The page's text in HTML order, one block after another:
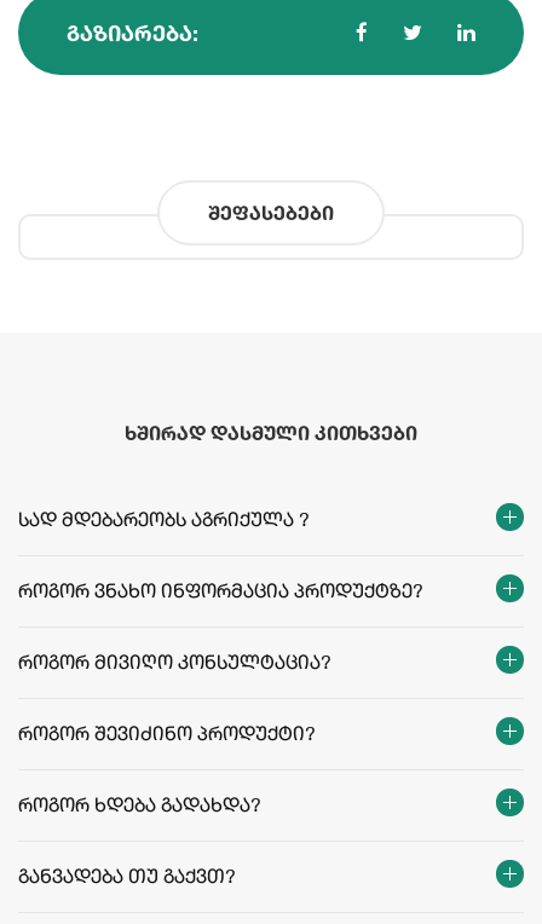
ᲒᲐᲖᲘᲐᲠᲔᲑᲐ:
შეფასებები
ხშირად დასმული კითხვები
სად მდებარეობს აგრიქულა ?
როგორ ვნახო ინფორმაცია პროდუქტზე?
როგორ მივიღო კონსულტაცია?
როგორ შევიძინო პროდუქტი?
როგორ ხდება გადახდა?
განვადება თუ გაქვთ?